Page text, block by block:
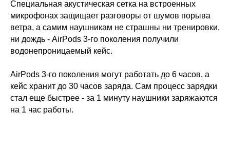
Специальная акустическая сетка на встроенных
микрофонах защищает разговоры от шумов порыва
ветра, а самим наушникам не страшны ни тренировки,
ни дождь - AirPods 3-го поколения получили
водонепроницаемый кейс.
AirPods 3-го поколения могут работать до 6 часов, а
кейс хранит до 30 часов заряда. Сам процесс зарядки
стал еще быстрее - за 1 минуту наушники заряжаются
на 1 час работы.